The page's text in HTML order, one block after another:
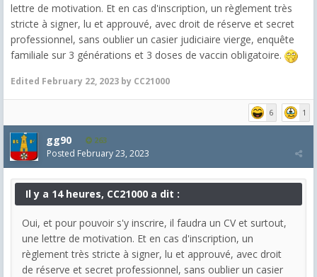
lettre de motivation. Et en cas d'inscription, un règlement très
stricte à signer, lu et approuvé, avec droit de réserve et secret
professionnel, sans oublier un casier judiciaire vierge, enquête
familiale sur 3 générations et 3 doses de vaccin obligatoire.
Edited February 22, 2023 by CC21000
6 1
gg90 263
Posted February 23, 2023
Il y a 14 heures, CC21000 a dit :
Oui, et pour pouvoir s'y inscrire, il faudra un CV et surtout,
une lettre de motivation. Et en cas d'inscription, un
règlement très stricte à signer, lu et approuvé, avec droit
de réserve et secret professionnel, sans oublier un casier